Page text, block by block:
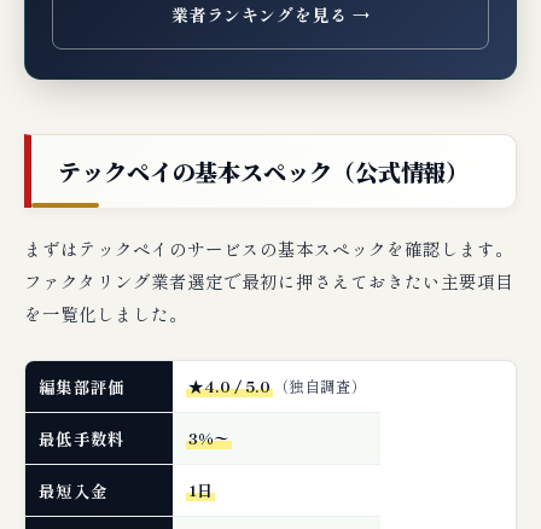
典型的な審査落ち理由
テックペイで審査落ちた場合の次の一手
編集部の最終判断：テックペイはこんな事
🔗 関連記事（編集部おすすめ）
業者ランキングを見る →
テックペイの基本スペック（公式情報）
まずはテックペイのサービスの基本スペックを確認します。
ファクタリング業者選定で最初に押さえておきたい主要項目
を一覧化しました。
編集部評価 ★4.0 / 5.0 （独自調査）
最低手数料 3%〜
最短入金 1日